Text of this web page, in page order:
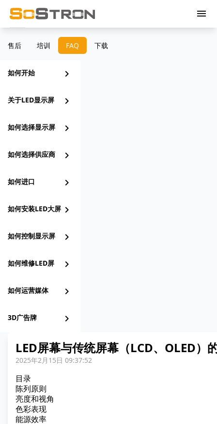
menu
售后 培训 FAQ 下载
如何开始 chevron_right
关于LED显示屏 chevron_right
如何选择显示屏 chevron_right
如何选择供应商 chevron_right
如何进口 chevron_right
如何安装LED大屏 chevron_right
如何控制显示屏 chevron_right
如何维修LED屏 chevron_right
如何运营媒体 chevron_right
3D广告牌 chevron_right
LED屏幕与传统屏幕（LCD、OLED）
2025年2月15日 09:37:52
目录
陈列原则
亮度和视角
色彩表现
能源效率